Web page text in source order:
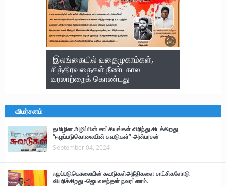
இலங்கையில் வதைமுகாம்கள்,
சித்திரவதைகள் நீண்டகால
வரலாற்றைக் கொண்டது
விமர்சனம்
தமிழின அழிப்பின் சாட்சியங்கள் விரிந்து கிடக்கிறது
“ஈழப்படுகொலையின் சுவடுகள்”-அன்பரசன்
September 04, 2024
ஈழப்படுகொலையின் சுவடுகள்அநீதிகளை சாட்சிகளோடு
விபரிக்கிறது -ஜெயவசந்தன் நவரட்ணம்.